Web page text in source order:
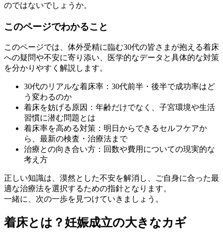
のではないでしょうか。
このページでわかること
このページでは、体外受精に臨む30代の皆さまが抱える着床
への疑問や不安に寄り添い、医学的なデータと具体的な対策
を分かりやすく解説します。
30代のリアルな着床率 ：30代前半・後半で成功率はど
う変わるのか
着床を妨げる原因 ：年齢だけでなく、子宮環境や生活
習慣に潜む問題とは
着床率を高める対策 ：明日からできるセルフケアか
ら、最新の検査・治療法まで
治療との向き合い方 ：回数や費用についての現実的な
考え方
正しい知識は、漠然とした不安を解消し、ご自身に合った最
適な治療法を選択するための指針となります。
一緒に、次の一歩を見つけていきましょう。
着床とは？妊娠成立の大きなカギ